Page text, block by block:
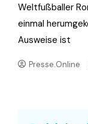
Weltfußballer
einmal
Ausweise ist
Presse.Online